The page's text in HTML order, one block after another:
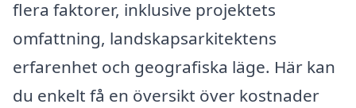
flera faktorer, inklusive projektets
omfattning, landskapsarkitektens
erfarenhet och geografiska läge. Här kan
du enkelt få en översikt över kostnader